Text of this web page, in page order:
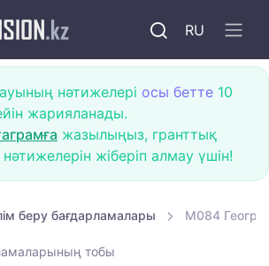
RU
нәтижелері осы бетте 10
жарияланады.
жазылыңыз, гранттық
жіберіп алмау үшін!
беру бағдарламалары M084
тобы